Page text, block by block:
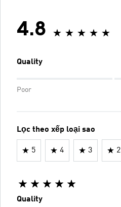
4.8
Quality
Poor
Lọc theo xếp loại sao
5 4 3 2
Quality